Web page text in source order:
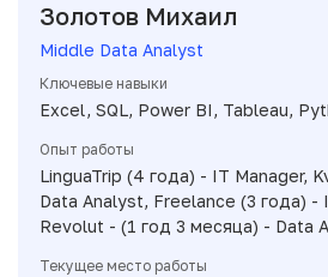
Золотов Михаил
Middle Data Analyst
Ключевые навыки
Excel, SQL, Power BI, Tableau,
Опыт работы
LinguaTrip (4 года) - IT Manager,
Data Analyst, Freelance (3 года) -
Revolut - (1 год 3 месяца) - Data
Текущее место работы